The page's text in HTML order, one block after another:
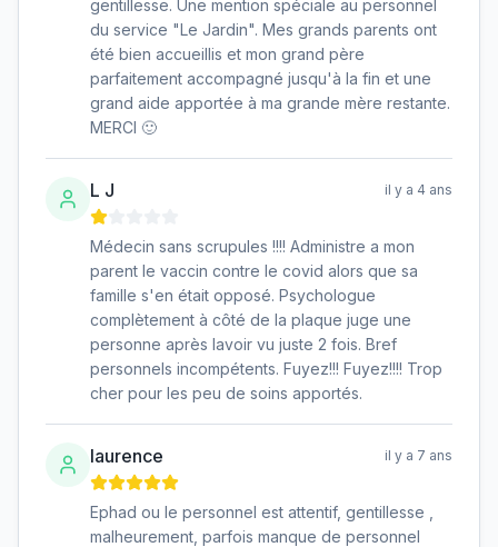
gentillesse. Une mention spéciale au personnel
du service "Le Jardin". Mes grands parents ont
été bien accueillis et mon grand père
parfaitement accompagné jusqu'à la fin et une
grand aide apportée à ma grande mère restante.
MERCI 🙂
L J il y a 4 ans
Médecin sans scrupules !!!! Administre a mon
parent le vaccin contre le covid alors que sa
famille s'en était opposé. Psychologue
complètement à côté de la plaque juge une
personne après lavoir vu juste 2 fois. Bref
personnels incompétents. Fuyez!!! Fuyez!!!! Trop
cher pour les peu de soins apportés.
laurence il y a 7 ans
Ephad ou le personnel est attentif, gentillesse ,
malheurement, parfois manque de personnel